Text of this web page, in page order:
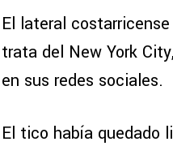
El lateral
trata del New York
en sus redes sociales.
El tico había quedado